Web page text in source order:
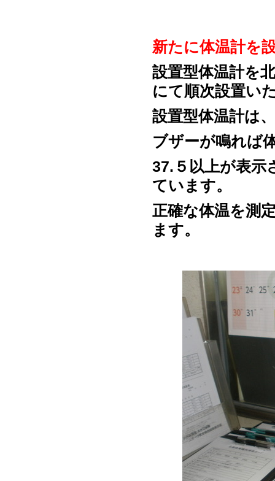
新たに体温計を
設置型体温計を
にて順次設置い
設置型体温計は
ブザーが鳴れば
37.５以上が表示
ています。
正確な体温を測
ます。